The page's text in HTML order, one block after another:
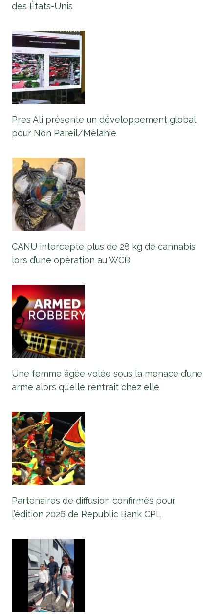
des États-Unis
Pres Ali présente un développement global
pour Non Pareil/Mélanie
CANU intercepte plus de 28 kg de cannabis
lors d’une opération au WCB
Une femme âgée volée sous la menace d’une
arme alors qu’elle rentrait chez elle
Partenaires de diffusion confirmés pour
l’édition 2026 de Republic Bank CPL